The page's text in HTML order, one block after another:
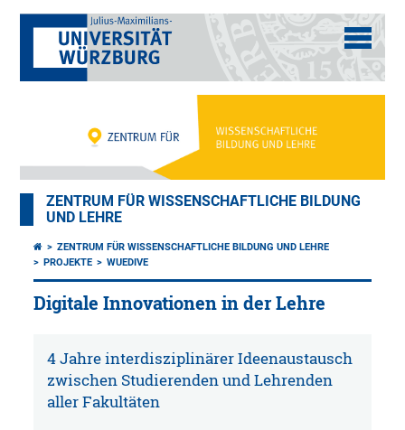
ZENTRUM FÜR WISSENSCHAFTLICHE BILDUNG
UND LEHRE
ZENTRUM FÜR WISSENSCHAFTLICHE BILDUNG UND LEHRE
PROJEKTE
WUEDIVE
Digitale Innovationen in der Lehre
4 Jahre interdisziplinärer Ideenaustausch
zwischen Studierenden und Lehrenden
aller Fakultäten